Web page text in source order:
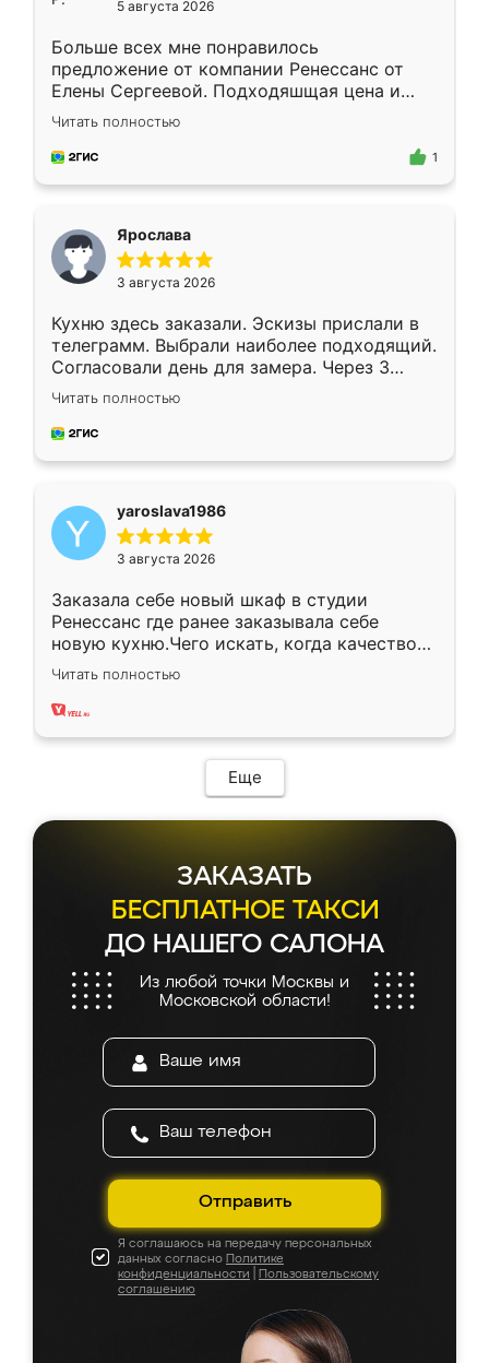
5 августа 2026
Больше всех мне понравилось
предложение от компании Ренессанс от
Елены Сергеевой. Подходяшщая цена и
короткие сроки изготовления. Приехавший
для замера сотрудник Владислав
предложил по моему эскизу самый
Читать полностью
1
Ярослава
3 августа 2026
Кухню здесь заказали. Эскизы прислали в
телеграмм. Выбрали наиболее подходящий.
Согласовали день для замера. Через 3
недели кухня была уже готова. Остались
довольны работой. Спасибо Ренессанс
мебель за качественную работу!
Читать полностью
yaroslava1986
3 августа 2026
Заказала себе новый шкаф в студии
Ренессанс где ранее заказывала себе
новую кухню.Чего искать, когда качеством
вполне довольна. Служит кухня уже почти
два года, нареканий нет.
Читать полностью
Еще
ЗАКАЗАТЬ
БЕСПЛАТНОЕ ТАКСИ
ДО НАШЕГО САЛОНА
Из любой точки Москвы и
Московской области!
Отправить
Я соглашаюсь на передачу персональных
данных согласно Политике
конфиденциальности
Пользовательскому
соглашению